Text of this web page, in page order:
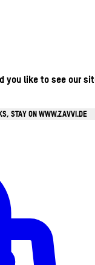
you like to see our
STAY ON WWW.ZAVVI.DE